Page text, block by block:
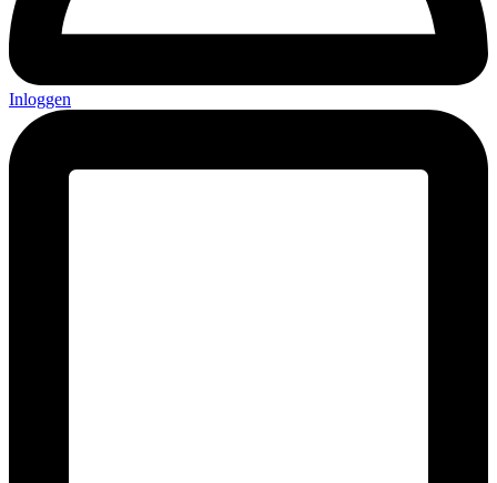
Inloggen